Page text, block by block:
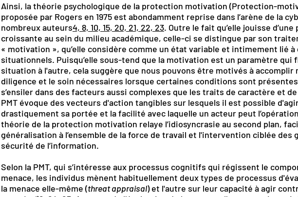
Ainsi, la théorie psychologique de la protection motivation (Protection-
proposée par Rogers en 1975 est abondamment reprise dans l’arène de la
nombreux auteurs4, 8, 10, 15, 20, 21, 22, 23. Outre le fait qu’elle jouisse
croissante au sein du milieu académique, celle-ci se distingue par son
« motivation », qu’elle considère comme un état variable et intimement lié
situationnels. Puisqu’elle sous-tend que la motivation est un paramètre qui
situation à l'autre, cela suggère que nous pouvons être motivés à accomplir
diligence et le soin nécessaires lorsque certaines conditions sont
s’ensiler dans des facteurs aussi complexes que les traits de caractère et
PMT évoque des vecteurs d'action tangibles sur lesquels il est possible
drastiquement sa portée et la facilité avec laquelle un acteur peut
théorie de la protection motivation relaye l’idiosyncrasie au second plan,
généralisation à l’ensemble de la force de travail et l'intervention ciblée des
sécurité de l’information.
Selon la PMT, qui s’intéresse aux processus cognitifs qui régissent le
menace, les individus mènent habituellement deux types de processus
la menace elle-même (threat appraisal) et l'autre sur leur capacité à agir